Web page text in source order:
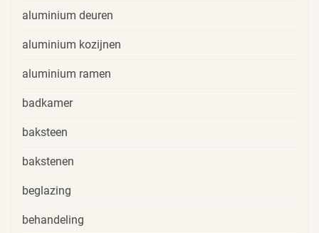
aluminium deuren
aluminium kozijnen
aluminium ramen
badkamer
baksteen
bakstenen
beglazing
behandeling